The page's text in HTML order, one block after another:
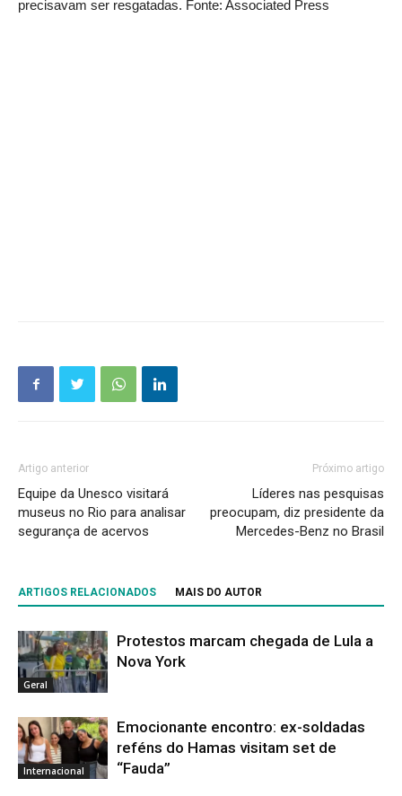
precisavam ser resgatadas. Fonte: Associated Press
Artigo anterior
Equipe da Unesco visitará
museus no Rio para analisar
segurança de acervos
Próximo artigo
Líderes nas pesquisas
preocupam, diz presidente da
Mercedes-Benz no Brasil
ARTIGOS RELACIONADOS MAIS DO AUTOR
Geral
Protestos marcam chegada de Lula a
Nova York
Internacional
Emocionante encontro: ex-soldadas
reféns do Hamas visitam set de
“Fauda”